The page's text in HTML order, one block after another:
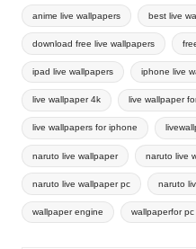
anime live wallpapers best live
download free live wallpapers
ipad live wallpapers iphone live
live wallpaper 4k live wallpaper
live wallpapers for iphone
naruto live wallpaper naruto live
naruto live wallpaper pc naruto
wallpaper engine wallpaperfor pc